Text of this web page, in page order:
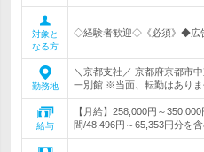
対象と
なる方
◇経験者歓迎◇《必須》◆広
勤務地
＼京都支社／ 京都府京都市
一別館 ※当面、転勤はありま
給与
【月給】258,000円～
間/48,496円～65,353円分を